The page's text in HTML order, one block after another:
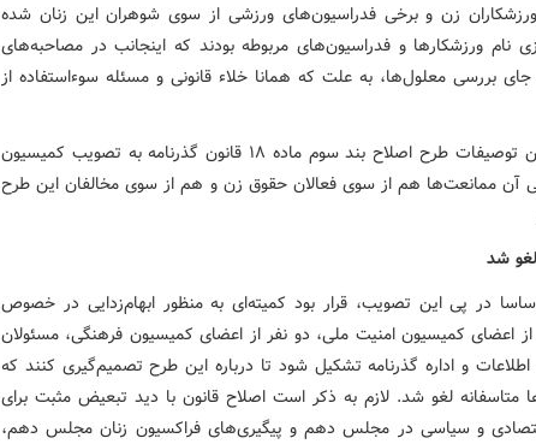
زن و برخی فدراسیون‌های ورزشی از سوی شوهران این زنان شده
نام ورزشکارها و فدراسیون‌های مربوطه بودند که اینجانب در مصاحبه‌های
بررسی معلول‌ها، به علت که همانا خلاء قانونی و مسئله سوءاستفاده از
وی همچنین این را هم گفت که با این توصیفات طرح اصلاح بند سوم ماده ۱۸ قانون گذرنامه به تصویب کمیسیون
آن ممانعت‌ها هم از سوی فعالان حقوق زن و هم از سوی مخالفان این طرح
شد
در پی این تصویب، قرار بود کمیته‌ای به منظور ابهام‌زدایی در خصوص
اعضای کمیسیون امنیت ملی، دو نفر از اعضای کمیسیون فرهنگی، مسئولان
و اداره گذرنامه تشکیل شود تا درباره این طرح تصمیم‌گیری کنند که
متاسفانه لغو شد. لازم به ذکر است اصلاح قانون با دید تبعیض مثبت برای
و سیاسی در مجلس دهم و پیگیری‌های فراکسیون زنان مجلس دهم،